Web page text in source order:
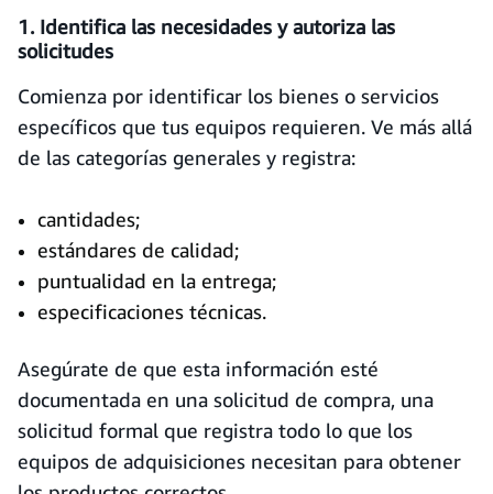
1. Identifica las necesidades y autoriza las
solicitudes
Comienza por identificar los bienes o servicios
específicos que tus equipos requieren. Ve más allá
de las categorías generales y registra:
cantidades;
estándares de calidad;
puntualidad en la entrega;
especificaciones técnicas.
Asegúrate de que esta información esté
documentada en una solicitud de compra, una
solicitud formal que registra todo lo que los
equipos de adquisiciones necesitan para obtener